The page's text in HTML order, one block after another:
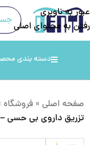
عبور به ناوبری
رفتن به محتوای اصلی
دسته بندی
صفحه اصلی » فروشگاه
تزریق داروی بی حسی – forever (فوراور) Dental Anesthesia Booster Painless